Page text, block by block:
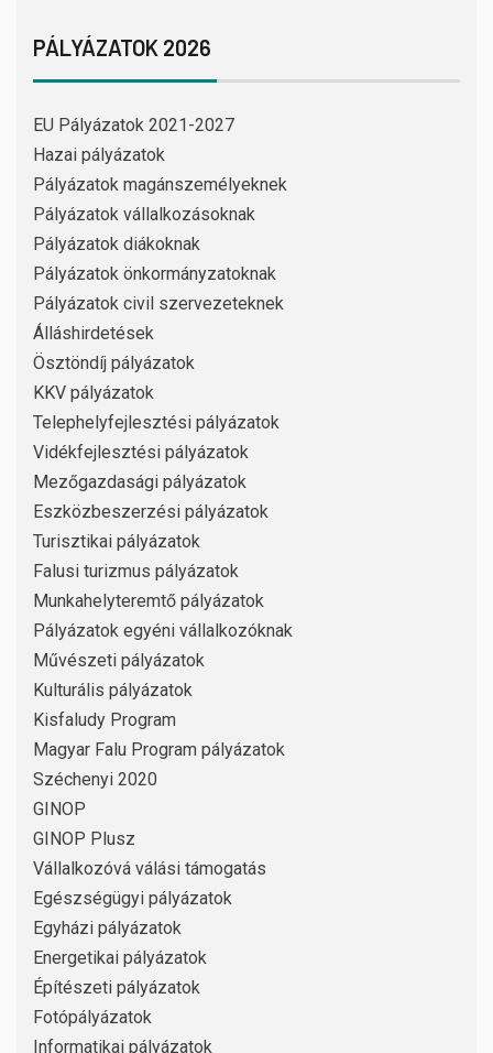
PÁLYÁZATOK 2026
EU Pályázatok 2021-2027
Hazai pályázatok
Pályázatok magánszemélyeknek
Pályázatok vállalkozásoknak
Pályázatok diákoknak
Pályázatok önkormányzatoknak
Pályázatok civil szervezeteknek
Álláshirdetések
Ösztöndíj pályázatok
KKV pályázatok
Telephelyfejlesztési pályázatok
Vidékfejlesztési pályázatok
Mezőgazdasági pályázatok
Eszközbeszerzési pályázatok
Turisztikai pályázatok
Falusi turizmus pályázatok
Munkahelyteremtő pályázatok
Pályázatok egyéni vállalkozóknak
Művészeti pályázatok
Kulturális pályázatok
Kisfaludy Program
Magyar Falu Program pályázatok
Széchenyi 2020
GINOP
GINOP Plusz
Vállalkozóvá válási támogatás
Egészségügyi pályázatok
Egyházi pályázatok
Energetikai pályázatok
Építészeti pályázatok
Fotópályázatok
Informatikai pályázatok